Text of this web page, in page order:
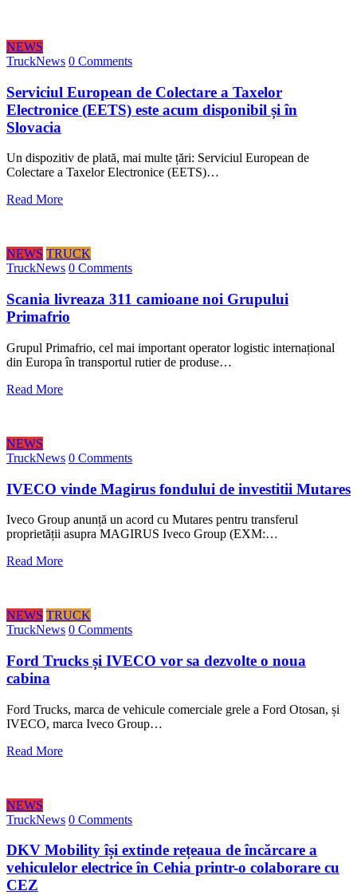
NEWS
TruckNews 0 Comments
Serviciul European de Colectare a Taxelor
Electronice (EETS) este acum disponibil și în
Slovacia
Un dispozitiv de plată, mai multe țări: Serviciul European de
Colectare a Taxelor Electronice (EETS)…
Read More
NEWS TRUCK
TruckNews 0 Comments
Scania livreaza 311 camioane noi Grupului
Primafrio
Grupul Primafrio, cel mai important operator logistic internațional
din Europa în transportul rutier de produse…
Read More
NEWS
TruckNews 0 Comments
IVECO vinde Magirus fondului de investitii Mutares
Iveco Group anunță un acord cu Mutares pentru transferul
proprietății asupra MAGIRUS Iveco Group (EXM:…
Read More
NEWS TRUCK
TruckNews 0 Comments
Ford Trucks și IVECO vor sa dezvolte o noua
cabina
Ford Trucks, marca de vehicule comerciale grele a Ford Otosan, și
IVECO, marca Iveco Group…
Read More
NEWS
TruckNews 0 Comments
DKV Mobility își extinde rețeaua de încărcare a
vehiculelor electrice în Cehia printr-o colaborare cu
CEZ